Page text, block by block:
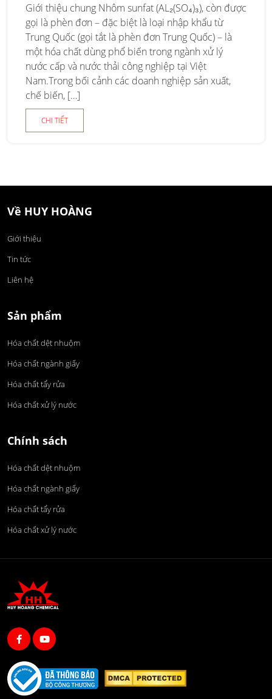
Giới thiệu chung Nhôm sunfat (AL₂(SO₄)₃), còn được
gọi là phèn đơn – đặc biệt là loại nhập khẩu từ
Trung Quốc (gọi tắt là phèn đơn Trung Quốc) – là
một hóa chất dùng phổ biến trong ngành xử lý
nước cấp và nước thải công nghiệp tại Việt
Nam.Trong bối cảnh các doanh nghiệp sản xuất,
chế biến, […]
CHI TIẾT
Về HUY HOÀNG
Giới thiệu
Tin tức
Liên hệ
Sản phẩm
Hóa chất dệt nhuộm
Hóa chất ngành giấy
Hóa chất tẩy rửa
Hóa chất xử lý nước
Chính sách
Hóa chất dệt nhuộm
Hóa chất ngành giấy
Hóa chất tẩy rửa
Hóa chất xử lý nước